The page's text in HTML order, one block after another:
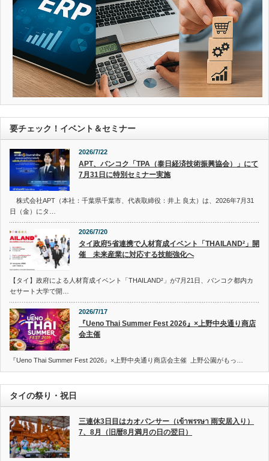
要チェック！イベント＆セミナー
2026/7/22
APT、バンコク「TPA（泰日経済技術振興協会）」にて
7月31日に特別セミナー実施
株式会社APT（本社：千葉県千葉市、代表取締役：井上 良太）は、2026年7月31
日（金）にタ…
2026/7/20
タイ政府5省連携で人材育成イベント「THAILAND²」開
催 未来産業に対応する技能強化へ
【タイ】政府による人材育成イベント「THAILAND²」が7月21日、バンコク都内カ
セサート大学で開…
2026/7/17
『Ueno Thai Summer Fest 2026』×上野中央通り商店
会主催
『Ueno Thai Summer Fest 2026』×上野中央通り商店会主催 上野公園がもっ…
タイの祭り・祝日
三連休3日目はカオパンサー（เข้าพรรษา 雨安居入り）
7、8月（旧暦8月満月の日の翌日）